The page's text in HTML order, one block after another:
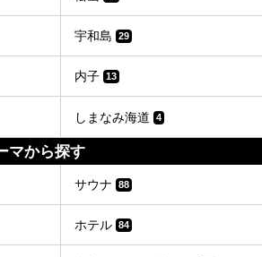
宇和島 29
内子 13
しまなみ海道 4
マから探す
サウナ 88
ホテル 84